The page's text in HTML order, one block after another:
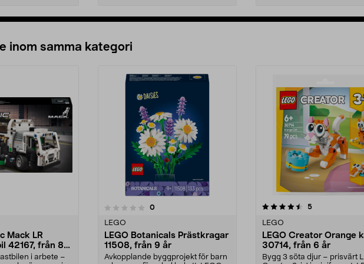
inom samma kategori
Mack LR
42167, från 8
i arbete –
5 stjärnor 0recensioner
LEGO
LEGO Botanicals Prästkragar
11508, från 9 år
Avkopplande byggprojekt för barn
4.5 av 5 stjärnor 5recensioner
LEGO
LEGO Creator Orange
30714, från 6 år
Bygg 3 söta djur – prisvärt
4.5 av 5 stjärnor